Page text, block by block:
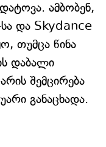
ამბობენ,
და Skydance
თუმცა წინა
დაბალი
შემცირება
განაცხადა.